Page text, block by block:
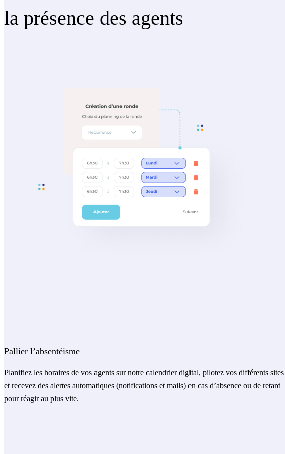
la présence des agents
Pallier l’absentéisme
Planifiez les horaires de vos agents sur notre calendrier digital, pilotez vos différents sites
et recevez des alertes automatiques (notifications et mails) en cas d’absence ou de retard
pour réagir au plus vite.